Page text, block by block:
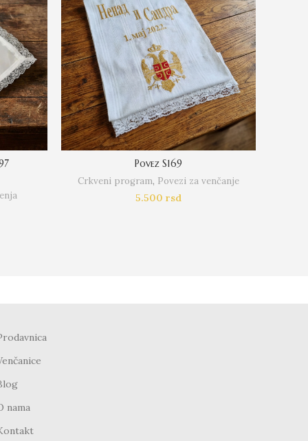
Povez S169
Crkveni program, Povezi za venčanje
5.500 rsd
nama